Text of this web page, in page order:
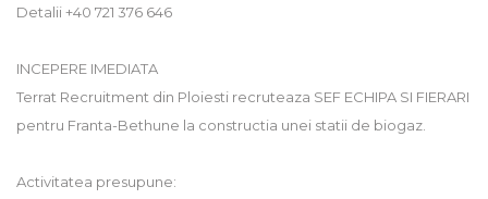
Detalii +40 721 376 646
INCEPERE IMEDIATA
Terrat Recruitment din Ploiesti recruteaza SEF ECHIPA SI FIERARI
pentru Franta-Bethune la constructia unei statii de biogaz.
Activitatea presupune: